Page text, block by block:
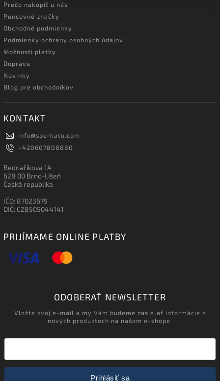
Prečo nakúpiť u nás
Puncovné značky
Obchodné podmienky
Podmienky ochrany osobných údajov
Možnosti platby
Doprava
Novinky
Blog pre obchodníkov
KONTAKT
info@sperkato.com
+420607808880
Bednaříkova 1A
628 00 Brno-Líšeň
Česká republika
IČO: 87023679
DIČ: CZ8505044141
PRIJÍMAME ONLINE PLATBY
ODOBERAŤ NEWSLETTER
Vložte svoj e-mail a my Vám budeme zasielať informácie o
nových produktoch na našom e-shope.
Prihlásiť sa